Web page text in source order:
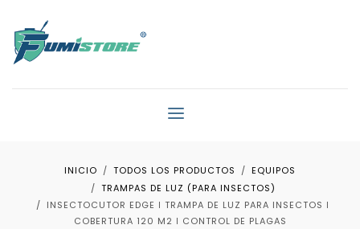
INICIO TODOS LOS PRODUCTOS
EQUIPOS
TRAMPAS DE LUZ (PARA INSECTOS)
INSECTOCUTOR EDGE ǀ TRAMPA DE LUZ PARA INSECTOS ǀ
COBERTURA 120 M2 ǀ CONTROL DE PLAGAS